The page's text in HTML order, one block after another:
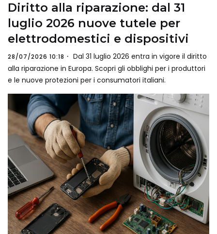
Diritto alla riparazione: dal 31
luglio 2026 nuove tutele per
elettrodomestici e dispositivi
28/07/2026 10:18
Dal 31 luglio 2026 entra in vigore il diritto
alla riparazione in Europa. Scopri gli obblighi per i produttori
e le nuove protezioni per i consumatori italiani.